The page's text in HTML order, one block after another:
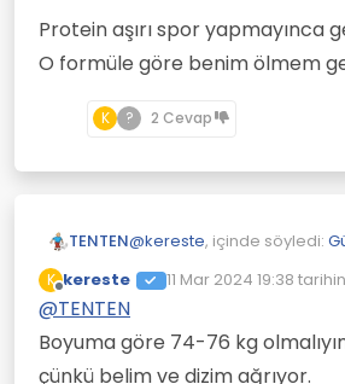
Protein aşırı spor yapmayınca
O formüle göre benim ölmem
K ? 2 Cevap
TENTEN@kereste, içinde söyledi:
Benim boyum 1,73.
Bu durumda et yemek
yoksa helal mı?
Protein aşırı spor yapmayınca gerekmiyor
fazla.
K
Çevrimdışı
kereste 11 Mar 2024 19:38
Son düzenleyen:
@TENTEN
Boyuma göre 74-76 kg
çünkü belim ve dizim ağrıyor.